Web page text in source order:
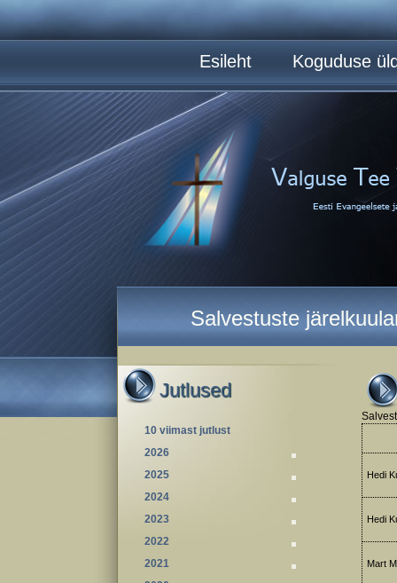
Jutlused
10 viimast jutlust
2026
2025
2024
2023
2022
2021
Hedi
Hedi
Mart
Esileht Koguduse
Salvestuste